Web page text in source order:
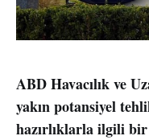
ABD Havacılık ve
yakın potansiyel
hazırlıklarla ilgili bir